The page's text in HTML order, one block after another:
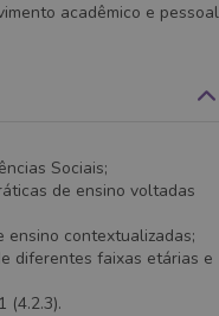
acadêmico e pessoal
Sociais;
de ensino voltadas
contextualizadas;
diferentes faixas etárias e
(4.2.3).